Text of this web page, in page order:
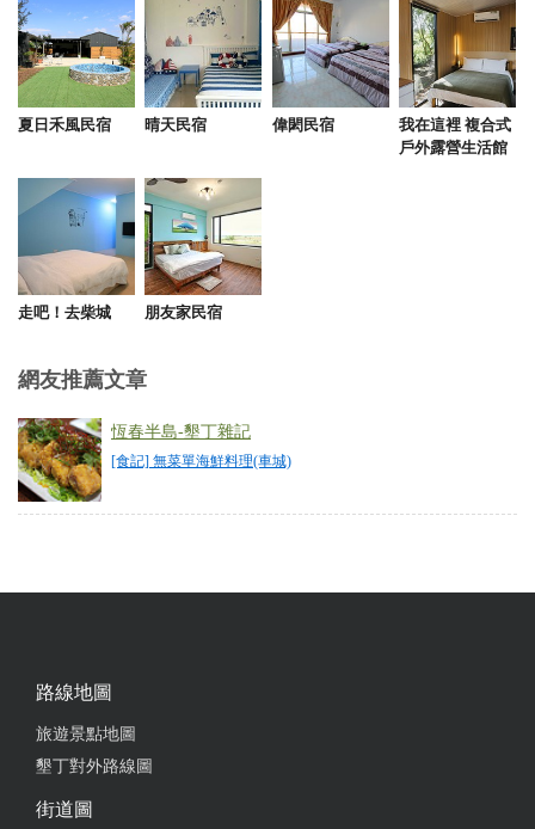
from google
2021-03-06 17:43:51
平價美食，每一道菜都是熟悉的家常菜，老闆一直掛
在嘴邊的一句話，就是~ 你（妳）有吃飽嗎？（台）
感覺好暖心!
2021-02-02 15:39:44
點是新鮮好吃 價錢也跟老板一樣親切 愛吃魚的來車
們多等了10-20分鐘才終於等到老闆來點餐 結果一轉
身老闆又去幫比我們晚半小時才入店的另外兩桌客人
點餐 我看到這幕已經火上來了 接著比我們晚到晚點
我回她：旁邊兩桌比我們晚來半小時 比我們先上菜欸
夏日禾風民宿 晴天民宿 偉閎民宿
我在這裡 複合式
戶外露營生活館
走吧！去柴城 朋友家民宿
網友推薦文章
恆春半島-墾丁雜記
[食記] 無菜單海鮮料理(車城)
路線地圖
旅遊景點地圖
墾丁對外路線圖
街道圖